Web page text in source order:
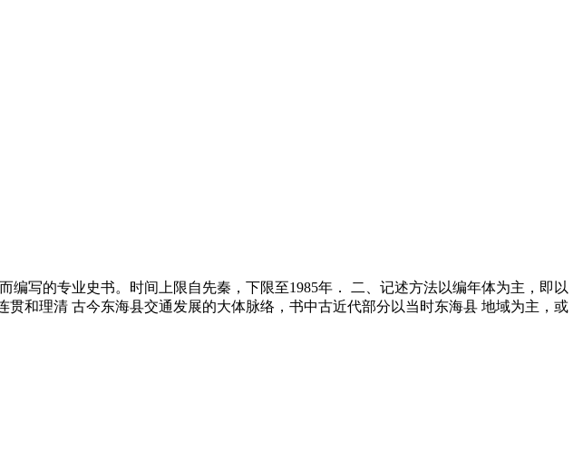
写的专业史书。时间上限自先秦，下限至1985年． 二、记述方法以编年体为主，即以
和理清 古今东海县交通发展的大体脉络，书中古近代部分以当时东海县 地域为主，或